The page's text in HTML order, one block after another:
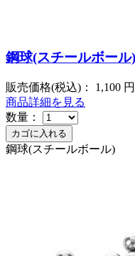
鋼球(スチールボール
販売価格(税込)： 1,100 円
商品詳細を見る
数量：
鋼球(スチールボール)